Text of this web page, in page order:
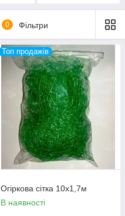
0 Фільтри
Топ продажів
Огіркова сітка 10х1,7м
В наявності